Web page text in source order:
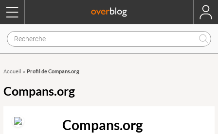
Accueil » Profil de Compans.org
Compans.org
Compans.org